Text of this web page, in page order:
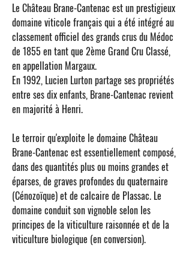
Le Château Brane-Cantenac est un prestigieux
domaine viticole français qui a été intégré au
classement officiel des grands crus du Médoc
de 1855 en tant que 2ème Grand Cru Classé,
en appellation Margaux.
En 1992, Lucien Lurton partage ses propriétés
entre ses dix enfants, Brane-Cantenac revient
en majorité à Henri.
Le terroir qu'exploite le domaine Château
Brane-Cantenac est essentiellement composé,
dans des quantités plus ou moins grandes et
éparses, de graves profondes du quaternaire
(Cénozoïque) et de calcaire de Plassac. Le
domaine conduit son vignoble selon les
principes de la viticulture raisonnée et de la
viticulture biologique (en conversion).